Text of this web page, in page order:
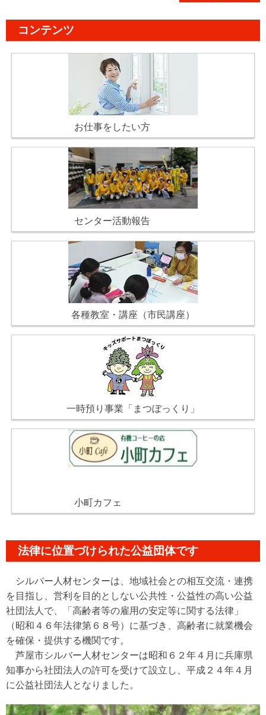
コンテンツ
お仕事をしたい方
センター活動報告
各種教室・講座（市民講座）
一時預り事業「まつぼっくり」
小町カフェ
法律に位置づけられた公益団体です
シルバー人材センターは、地域社会との相互交流・連携
を目指し、営利を目的としない公共性・公益性の高い公益
社団法人で、「高齢者等の雇用の安定等に関する法律」
（昭和４６年法律第６８号）に基づき、高齢者に就業機会
を確保・提供する機関です。
芦屋市シルバー人材センターは昭和６２年４月に兵庫県
知事から社団法人の許可を受けて設立し、平成２４年４月
に公益社団法人となりました。